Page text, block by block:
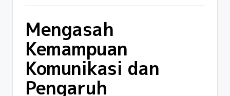
Mengasah
Kemampuan
Komunikasi dan
Pengaruh